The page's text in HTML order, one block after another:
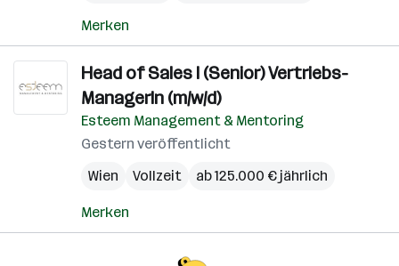
Merken
Head of Sales I (Senior) Vertriebs-
ManagerIn (m/w/d)
Esteem Management & Mentoring
Gestern veröffentlicht
Wien
Vollzeit ab 125.000 € jährlich
Merken